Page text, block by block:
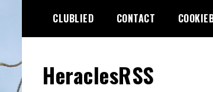
de
CLUBLIED CONTACT
HeraclesRSS